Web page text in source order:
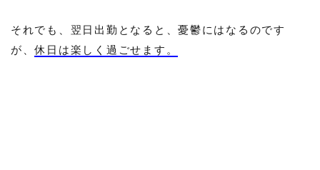
それでも、翌日出勤となると、憂鬱にはなるのです
が、休日は楽しく過ごせます。